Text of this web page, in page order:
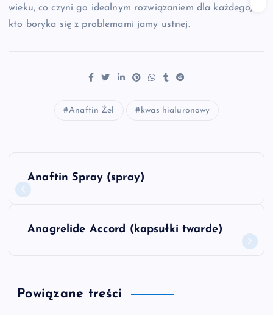
wieku, co czyni go idealnym rozwiązaniem dla każdego,
kto boryka się z problemami jamy ustnej.
Anaftin Żel kwas hialuronowy
a
g
Anaftin Spray (spray)
Anagrelide Accord (kapsułki twarde)
Powiązane treści